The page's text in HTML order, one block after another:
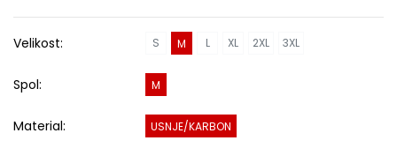
Velikost: S M L XL 2XL 3XL
Spol: M
Material: USNJE/KARBON